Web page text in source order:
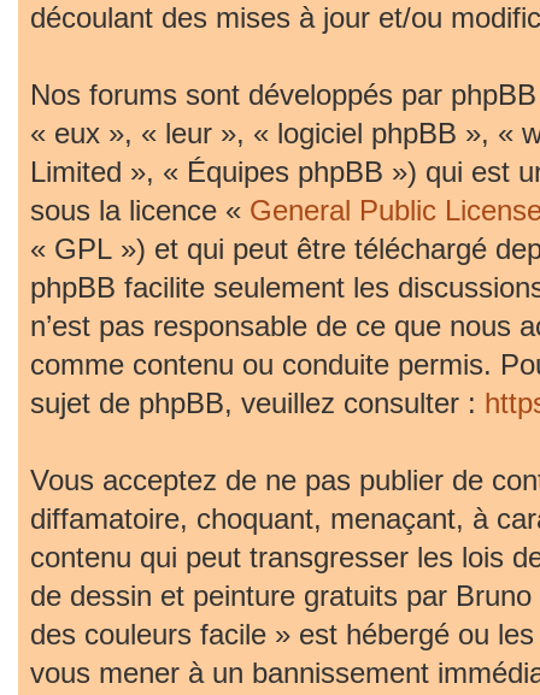
découlant des mises à jour et/ou
Nos forums sont développés par
« eux », « leur », « logiciel phpBB », «
Limited », « Équipes phpBB ») qui est
sous la licence « General Public
« GPL ») et qui peut être téléchargé
phpBB facilite seulement les
n’est pas responsable de ce que nous
comme contenu ou conduite permis.
sujet de phpBB, veuillez consulter :
Vous acceptez de ne pas publier de
diffamatoire, choquant, menaçant, à
contenu qui peut transgresser les lois
de dessin et peinture gratuits par
des couleurs facile » est hébergé ou
vous mener à un bannissement